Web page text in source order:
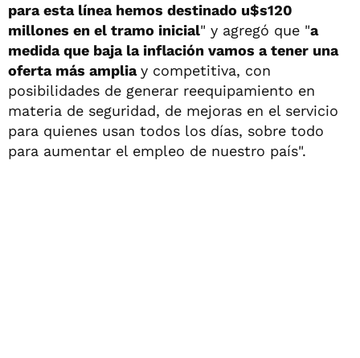
para esta línea hemos destinado u$s120
millones en el tramo inicial" y agregó que "a
medida que baja la inflación vamos a tener una
oferta más ampliay competitiva, con
posibilidades de generar reequipamiento en
materia de seguridad, de mejoras en el servicio
para quienes usan todos los días, sobre todo
para aumentar el empleo de nuestro país".